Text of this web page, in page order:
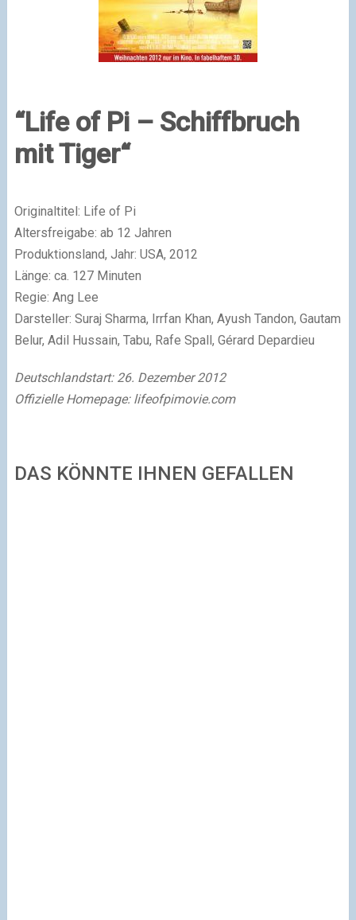
“Life of Pi – Schiffbruch
mit Tiger“
Originaltitel: Life of Pi
Altersfreigabe: ab 12 Jahren
Produktionsland, Jahr: USA, 2012
Länge: ca. 127 Minuten
Regie: Ang Lee
Darsteller: Suraj Sharma, Irrfan Khan, Ayush Tandon, Gautam
Belur, Adil Hussain, Tabu, Rafe Spall, Gérard Depardieu
Deutschlandstart: 26. Dezember 2012
Offizielle Homepage: lifeofpimovie.com
DAS KÖNNTE IHNEN GEFALLEN